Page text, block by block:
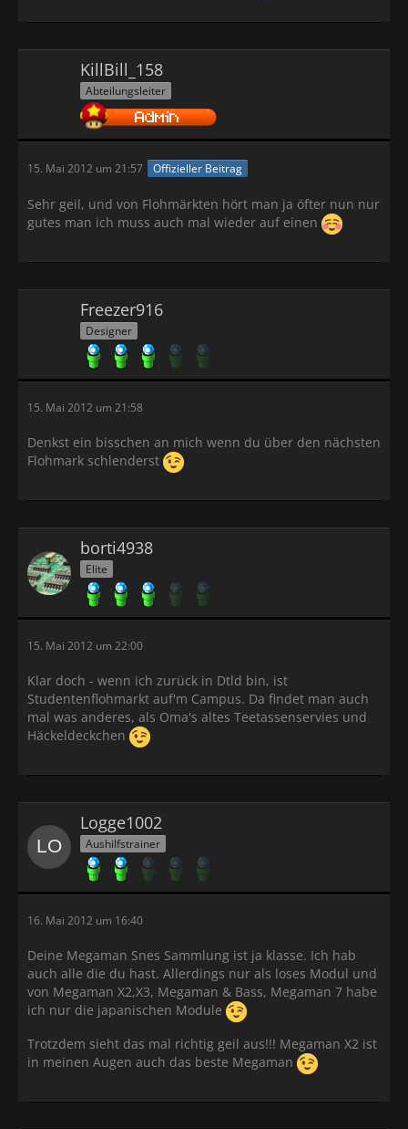
KillBill_158
Abteilungsleiter
15. Mai 2012 um 21:57 Offizieller Beitrag
Sehr geil, und von Flohmärkten hört man ja öfter nun nur
gutes man ich muss auch mal wieder auf einen
Freezer916
Designer
15. Mai 2012 um 21:58
Denkst ein bisschen an mich wenn du über den nächsten
Flohmark schlenderst
borti4938
Elite
15. Mai 2012 um 22:00
Klar doch - wenn ich zurück in Dtld bin, ist
Studentenflohmarkt auf'm Campus. Da findet man auch
mal was anderes, als Oma's altes Teetassenservies und
Häckeldeckchen
Logge1002
Aushilfstrainer
16. Mai 2012 um 16:40
Deine Megaman Snes Sammlung ist ja klasse. Ich hab
auch alle die du hast. Allerdings nur als loses Modul und
von Megaman X2,X3, Megaman & Bass, Megaman 7 habe
ich nur die japanischen Module
Trotzdem sieht das mal richtig geil aus!!! Megaman X2 ist
in meinen Augen auch das beste Megaman